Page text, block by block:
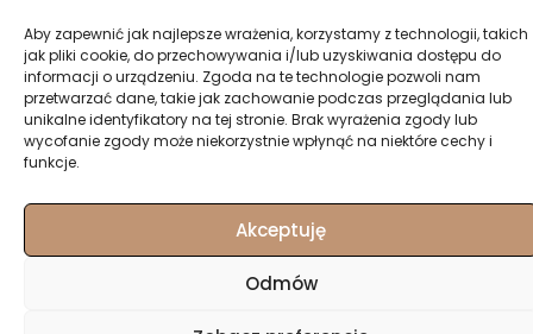
Aby zapewnić jak najlepsze wrażenia, korzystamy z technologii, takich
jak pliki cookie, do przechowywania i/lub uzyskiwania dostępu do
informacji o urządzeniu. Zgoda na te technologie pozwoli nam
przetwarzać dane, takie jak zachowanie podczas przeglądania lub
unikalne identyfikatory na tej stronie. Brak wyrażenia zgody lub
wycofanie zgody może niekorzystnie wpłynąć na niektóre cechy i
funkcje.
Akceptuję
Odmów